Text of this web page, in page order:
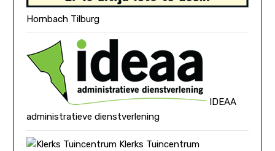
Hornbach Tilburg
IDEAA
administratieve dienstverlening
Klerks Tuincentrum